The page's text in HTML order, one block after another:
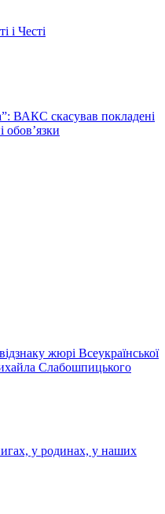
і Честі
ВАКС скасував покладені
жюрі Всеукраїнської
Слабошпицького
у родинах, у наших